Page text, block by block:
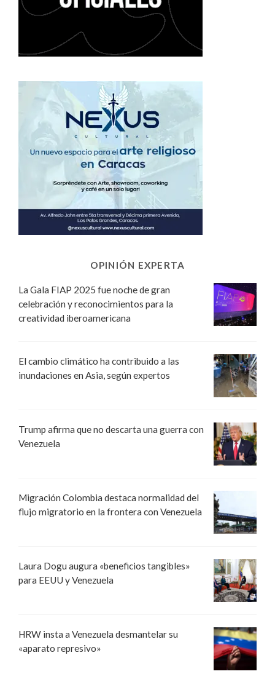
OPINIÓN EXPERTA
La Gala FIAP 2025 fue noche de gran
celebración y reconocimientos para la
creatividad iberoamericana
El cambio climático ha contribuido a las
inundaciones en Asia, según expertos
Trump afirma que no descarta una guerra con
Venezuela
Migración Colombia destaca normalidad del
flujo migratorio en la frontera con Venezuela
Laura Dogu augura «beneficios tangibles»
para EEUU y Venezuela
HRW insta a Venezuela desmantelar su
«aparato represivo»